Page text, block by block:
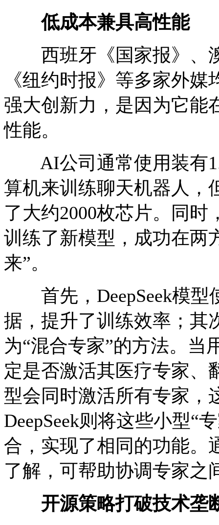
低成本兼具高性能
西班牙《国家报》、
《纽约时报》等多家外媒
强大创新力，是因为它能
性能。
AI公司通常使用装有
算机来训练聊天机器人，
了大约2000枚芯片。同时
训练了新模型，成功在两
来”。
首先，DeepSeek模型
据，提升了训练效率；其
为“混合专家”的方法。当
定是否激活其医疗专家、
型会同时激活所有专家，
DeepSeek则将这些小型“
合，实现了相同的功能。
了解，可帮助协调专家之
开源策略打破技术垄